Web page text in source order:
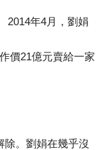
2014年4月，劉娟
價21億元賣給一家
除。劉娟在幾乎沒